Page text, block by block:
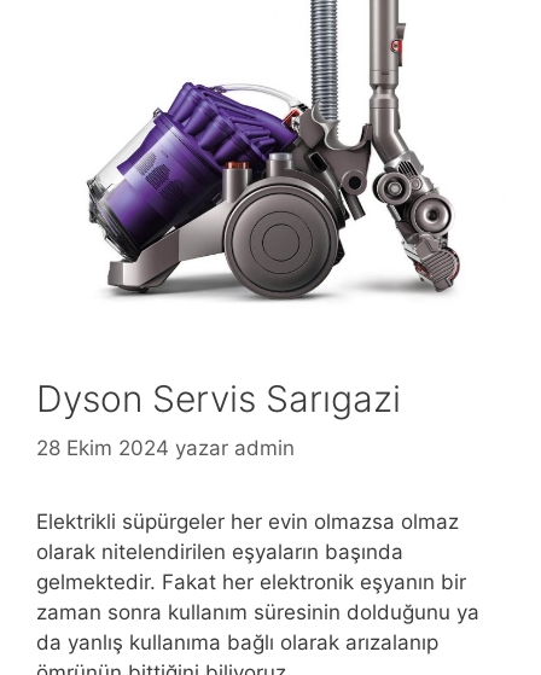
Dyson Servis Sarıgazi
28 Ekim 2024 yazar admin
Elektrikli süpürgeler her evin olmazsa olmaz
olarak nitelendirilen eşyaların başında
gelmektedir. Fakat her elektronik eşyanın bir
zaman sonra kullanım süresinin dolduğunu ya
da yanlış kullanıma bağlı olarak arızalanıp